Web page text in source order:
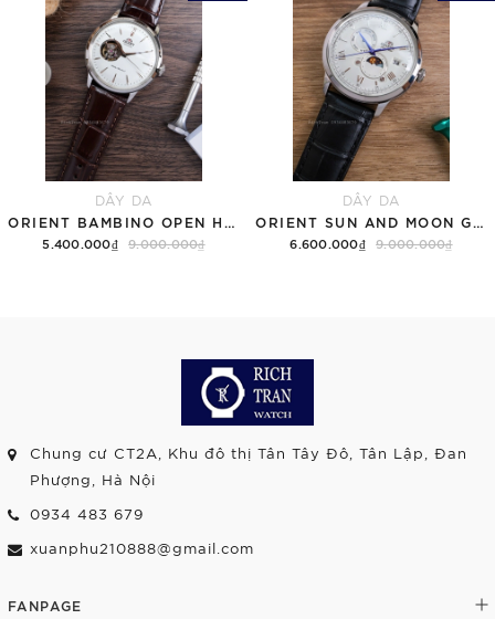
DÂY DA
5.400.000₫ 9.000.000₫
DÂY DA
6.600.000₫ 9.000.000₫
Chung cư CT2A, Khu đô thị Tân Tây Đô, Tân Lập, Đan
Phượng, Hà Nội
0934 483 679
xuanphu210888@gmail.com
FANPAGE